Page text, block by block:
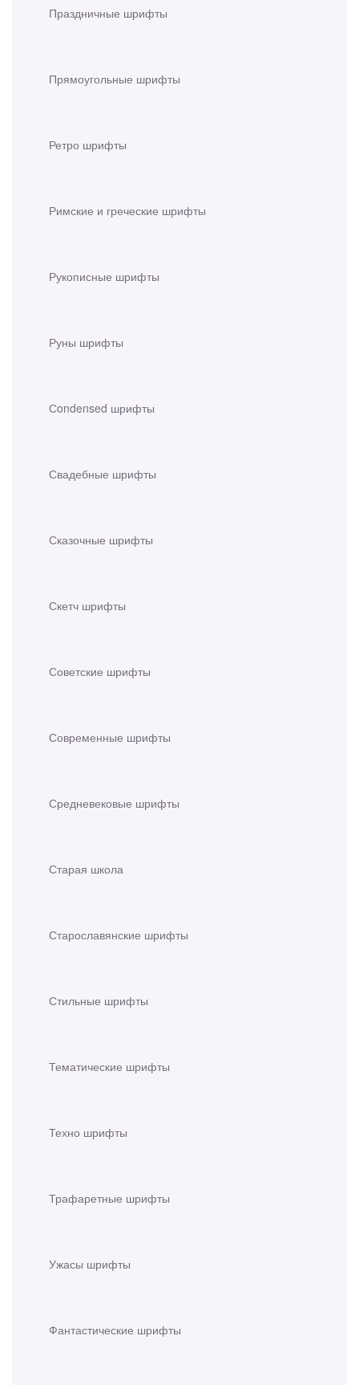
Праздничные шрифты
Прямоугольные шрифты
Ретро шрифты
Римские и греческие шрифты
Рукописные шрифты
Руны шрифты
Сondensed шрифты
Свадебные шрифты
Сказочные шрифты
Скетч шрифты
Советские шрифты
Современные шрифты
Средневековые шрифты
Старая школа
Старославянские шрифты
Стильные шрифты
Тематические шрифты
Техно шрифты
Трафаретные шрифты
Ужасы шрифты
Фантастические шрифты